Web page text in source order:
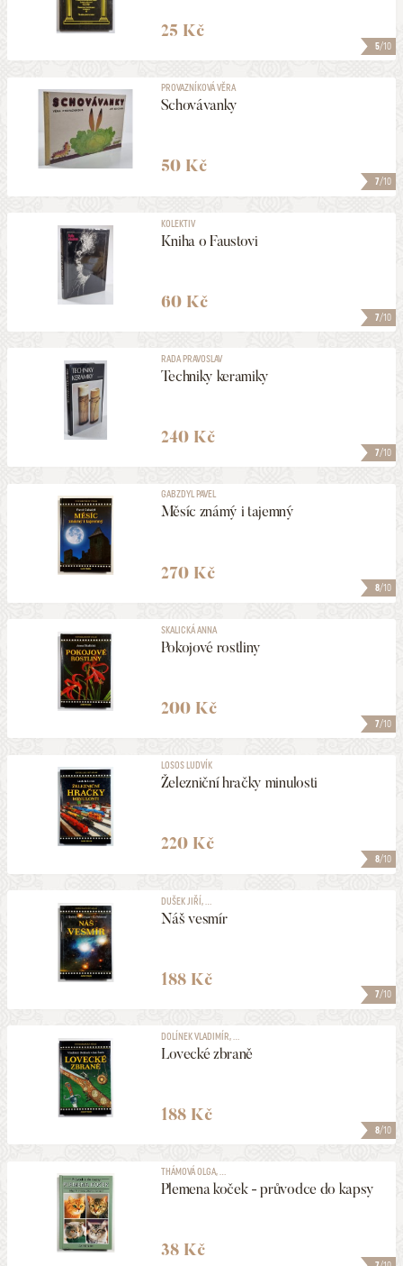
5/10
25 Kč
7/10
PROVAZNÍKOVÁ VĚRA
Schovávanky
50 Kč
7/10
KOLEKTIV
Kniha o Faustovi
60 Kč
7/10
RADA PRAVOSLAV
Techniky keramiky
240 Kč
8/10
GABZDYL PAVEL
Měsíc známý i tajemný
270 Kč
7/10
SKALICKÁ ANNA
Pokojové rostliny
200 Kč
8/10
LOSOS LUDVÍK
Železniční hračky minulosti
220 Kč
7/10
DUŠEK JIŘÍ, ...
Náš vesmír
188 Kč
8/10
DOLÍNEK VLADIMÍR, ...
Lovecké zbraně
188 Kč
THÁMOVÁ OLGA, ...
Plemena koček - průvodce do kapsy
38 Kč